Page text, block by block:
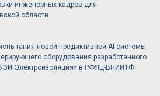
инженерных кадров для
области
новой предиктивной AI-системы
оборудования разработанного
Электроизоляция» в РФЯЦ-ВНИИТФ